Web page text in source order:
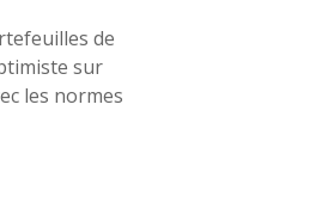
de
sur
les normes